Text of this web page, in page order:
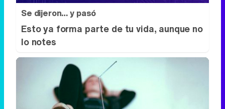
Se dijeron… y pasó
Esto ya forma parte de tu vida, aunque no
lo notes